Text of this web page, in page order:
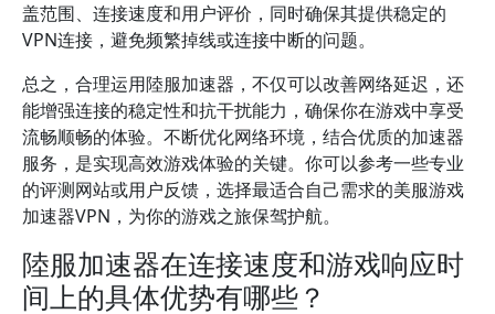
盖范围、连接速度和用户评价，同时确保其提供稳定的
VPN连接，避免频繁掉线或连接中断的问题。
总之，合理运用陸服加速器，不仅可以改善网络延迟，还
能增强连接的稳定性和抗干扰能力，确保你在游戏中享受
流畅顺畅的体验。不断优化网络环境，结合优质的加速器
服务，是实现高效游戏体验的关键。你可以参考一些专业
的评测网站或用户反馈，选择最适合自己需求的美服游戏
加速器VPN，为你的游戏之旅保驾护航。
陸服加速器在连接速度和游戏响应时
间上的具体优势有哪些？